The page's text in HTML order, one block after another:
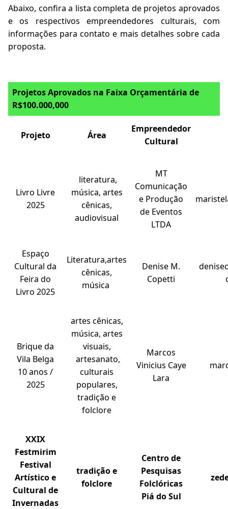
Abaixo, confira a lista completa de projetos aprovados
e os respectivos empreendedores culturais, com
informações para contato e mais detalhes sobre cada
proposta.
Projetos Aprovados na Faixa Orçamentária de
R$100.000,000
Projeto Área
Empreendedor
Cultural
Livro Livre
2025
literatura,
música, artes
cênicas,
audiovisual
MT
Comunicação
e Produção
de Eventos
LTDA
Espaço
Cultural da
Feira do
Livro 2025
Literatura,artes
cênicas,
música
Denise M.
Copetti
Brique da
Vila Belga
10 anos /
2025
artes cênicas,
música, artes
visuais,
artesanato,
culturais
populares,
tradição e
folclore
Marcos
Vinicius Caye
Lara
XXIX
Festmirim
Festival
Artístico e
Cultural de
Invernadas
tradição e
folclore
Centro de
Pesquisas
Folclóricas
Piá do Sul